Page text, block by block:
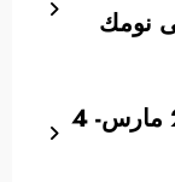
نومك
أخبار على الهامش الأسبوع 28 مارس- 4